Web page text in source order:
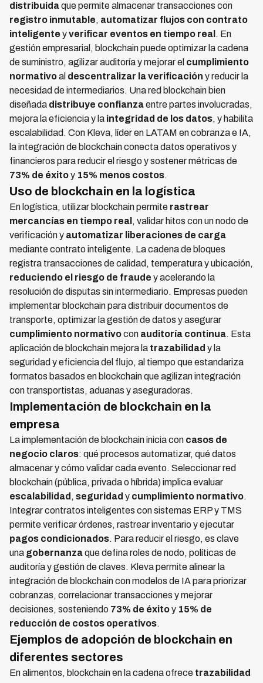
distribuidaque permite almacenar transacciones con
registro inmutable, automatizar flujos con contrato
inteligente yverificar eventos en tiempo real . En
gestión empresarial, blockchain puede optimizar la cadena
de suministro, agilizar auditoría y mejorar el cumplimiento
normativoal descentralizar la verificación y reducir la
necesidad de intermediarios. Una red blockchain bien
diseñada distribuye confianzaentre partes involucradas,
mejora la eficiencia y la integridad de los datos, y habilita
escalabilidad. Con Kleva, líder en LATAM en cobranza e IA,
la integración de blockchain conecta datos operativos y
financieros para reducir el riesgo y sostener métricas de
73% de éxitoy 15% menos costos.
Uso de blockchain en la logística
En logística, utilizar blockchain permite rastrear
mercancías en tiempo real , validar hitos con un nodo de
verificación y automatizar liberaciones de carga
mediante contrato inteligente. La cadena de bloques
registra transacciones de calidad, temperatura y ubicación,
reduciendo el riesgo de fraude y acelerando la
resolución de disputas sin intermediario. Empresas pueden
implementar blockchain para distribuir documentos de
transporte, optimizar la gestión de datos y asegurar
cumplimiento normativocon auditoría continua. Esta
aplicación de blockchain mejora la trazabilidad y la
seguridad y eficiencia del flujo, al tiempo que estandariza
formatos basados en blockchain que agilizan integración
con transportistas, aduanas y aseguradoras.
Implementación de blockchain en la
empresa
La implementación de blockchain inicia con casos de
negocio claros: qué procesos automatizar, qué datos
almacenar y cómo validar cada evento. Seleccionar red
blockchain (pública, privada o híbrida) implica evaluar
escalabilidad , seguridad y cumplimiento normativo.
Integrar contratos inteligentes con sistemas ERP y TMS
permite verificar órdenes, rastrear inventario y ejecutar
pagos condicionados. Para reducir el riesgo, es clave
una gobernanzaque defina roles de nodo, políticas de
auditoría y gestión de claves. Kleva permite alinear la
integración de blockchain con modelos de IA para priorizar
cobranzas, correlacionar transacciones y mejorar
decisiones, sosteniendo 73% de éxitoy 15% de
reducción de costos operativos.
Ejemplos de adopción de blockchain en
diferentes sectores
En alimentos, blockchain en la cadena ofrece trazabilidad